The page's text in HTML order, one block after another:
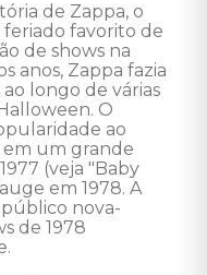
de Zappa, o
feriado favorito de
de shows na
anos, Zappa fazia
longo de várias
O
ao
em um grande
(veja "Baby
em 1978. A
nova-
de 1978